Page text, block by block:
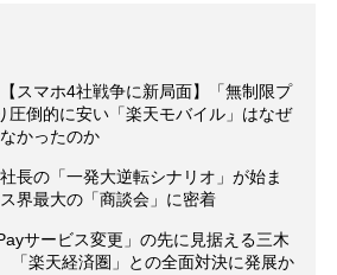
【スマホ4社戦争に新局面】「無制限プ
圧倒的に安い「楽天モバイル」はなぜ
かったのか
長の「一発大逆転シナリオ」が始ま
界最大の「商談会」に密着
サービス変更」の先に見据える三木
「楽天経済圏」との全面対決に発展か